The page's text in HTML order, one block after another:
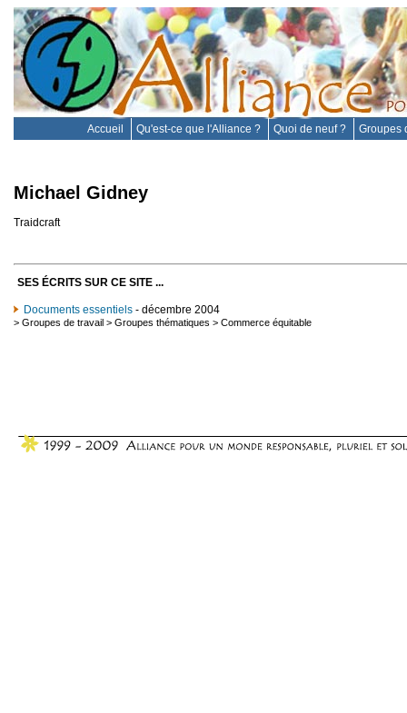
Accueil Qu'est-ce que l'Alliance ? Quoi de neuf ? Groupes
Michael Gidney
Traidcraft
SES ÉCRITS SUR CE SITE ...
Documents essentiels - décembre 2004
> Groupes de travail > Groupes thématiques > Commerce équitable